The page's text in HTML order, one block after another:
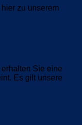
zu unserem
Sie eine
Es gilt unsere